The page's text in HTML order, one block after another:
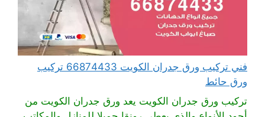
فني تركيب ورق جدران الكويت 66874433 تركيب
ورق حائط
تركيب ورق جدران الكويت يعد ورق جدران الكويت من